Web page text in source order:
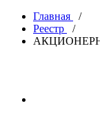
Главная
/
Реестр
/